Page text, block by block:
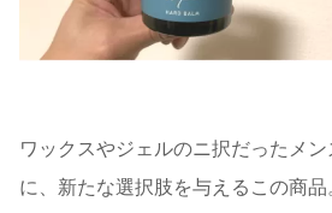
ワックスやジェルのニ択だったメ
に、新たな選択肢を与えるこの商品